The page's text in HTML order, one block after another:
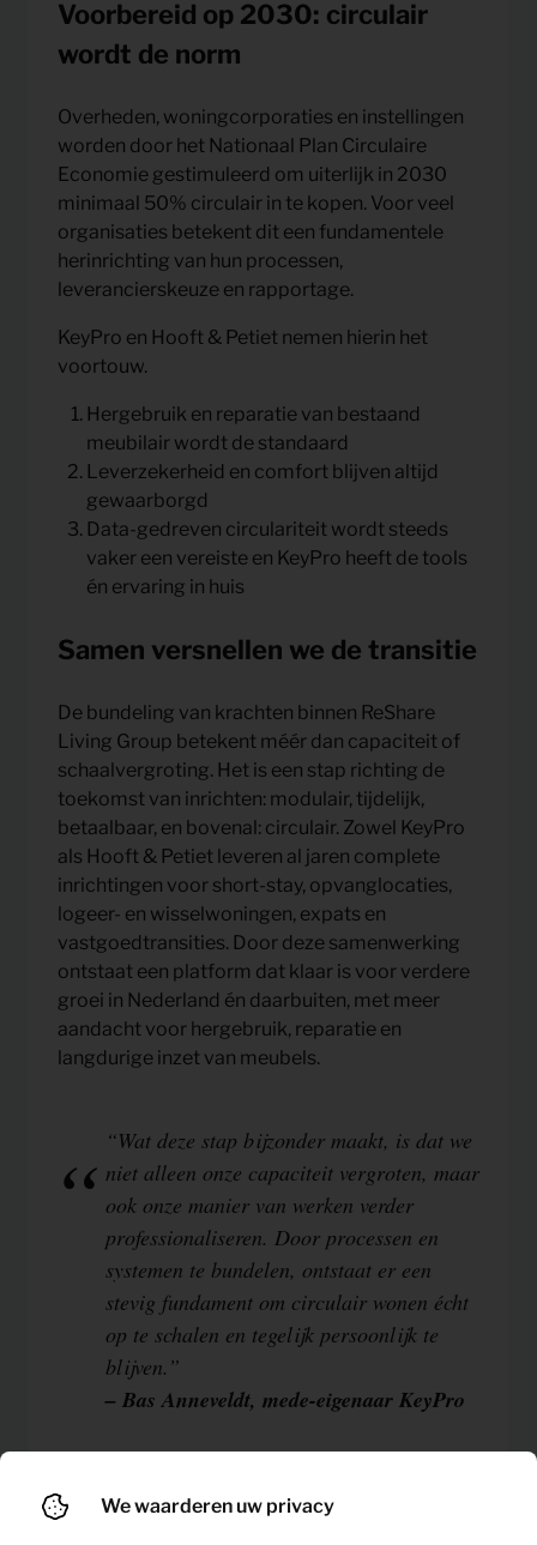
Voorbereid op 2030: circulair
wordt de norm
Overheden, woningcorporaties en instellingen
worden door het Nationaal Plan Circulaire
Economie gestimuleerd om uiterlijk in 2030
minimaal 50% circulair in te kopen. Voor veel
organisaties betekent dit een fundamentele
herinrichting van hun processen,
leverancierskeuze en rapportage.
KeyPro en Hooft & Petiet nemen hierin het
voortouw.
Hergebruik en reparatie van bestaand
meubilair wordt de standaard
Leverzekerheid en comfort blijven altijd
gewaarborgd
Data-gedreven circulariteit wordt steeds
vaker een vereiste en KeyPro heeft de tools
én ervaring in huis
Samen versnellen we de transitie
De bundeling van krachten binnen ReShare
Living Group betekent méér dan capaciteit of
schaalvergroting. Het is een stap richting de
toekomst van inrichten: modulair, tijdelijk,
betaalbaar, en bovenal: circulair. Zowel KeyPro
als Hooft & Petiet leveren al jaren complete
inrichtingen voor short-stay, opvanglocaties,
logeer- en wisselwoningen, expats en
vastgoedtransities. Door deze samenwerking
ontstaat een platform dat klaar is voor verdere
groei in Nederland én daarbuiten, met meer
aandacht voor hergebruik, reparatie en
langdurige inzet van meubels.
“Wat deze stap bijzonder maakt, is dat we
niet alleen onze capaciteit vergroten, maar
ook onze manier van werken verder
professionaliseren. Door processen en
systemen te bundelen, ontstaat er een
stevig fundament om circulair wonen écht
op te schalen en tegelijk persoonlijk te
blijven.”
– Bas Anneveldt, mede-eigenaar KeyPro
Over KeyPro
We waarderen uw privacy